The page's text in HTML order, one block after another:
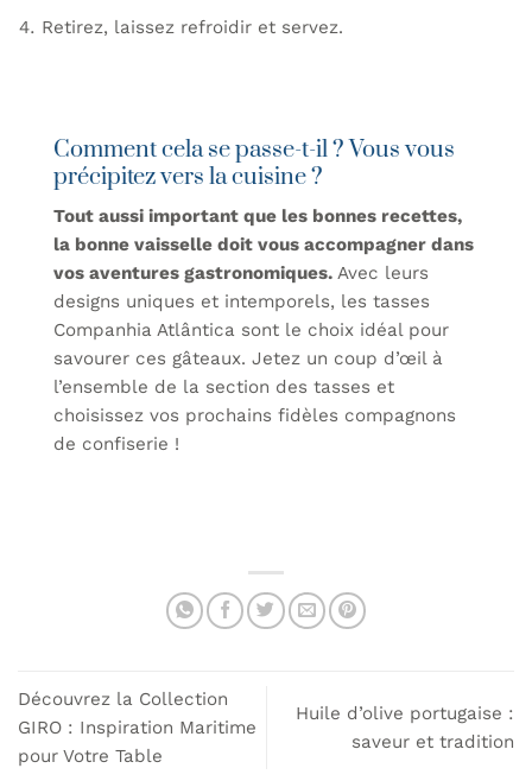
Retirez, laissez refroidir et servez.
Comment cela se passe-t-il ? Vous vous
précipitez vers la cuisine ?
Tout aussi important que les bonnes recettes,
la bonne vaisselle doit vous accompagner dans
vos aventures gastronomiques. Avec leurs
designs uniques et intemporels, les tasses
Companhia Atlântica sont le choix idéal pour
savourer ces gâteaux. Jetez un coup d’œil à
l’ensemble de la section des tasses et
choisissez vos prochains fidèles compagnons
de confiserie !
Découvrez la Collection
GIRO : Inspiration Maritime
pour Votre Table
Huile d’olive portugaise :
saveur et tradition